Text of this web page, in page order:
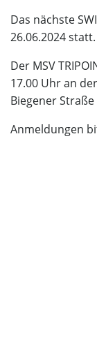
Das nächste
26.06.2024 statt.
Der MSV
17.00 Uhr an
Biegener Straße
Anmeldungen